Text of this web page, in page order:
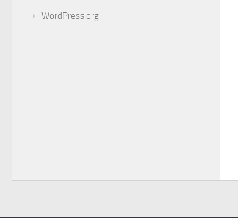
WordPress.org